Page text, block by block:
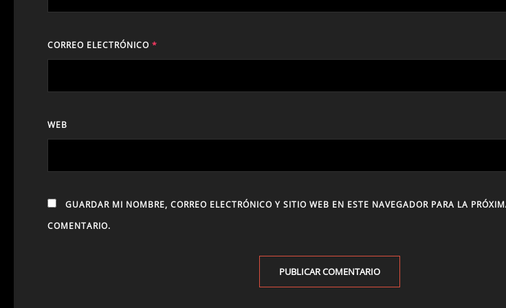
CORREO ELECTRÓNICO *
WEB
GUARDAR MI NOMBRE, CORREO ELECTRÓNICO Y SITIO WEB EN ESTE NAVEGADOR PARA LA
COMENTARIO.